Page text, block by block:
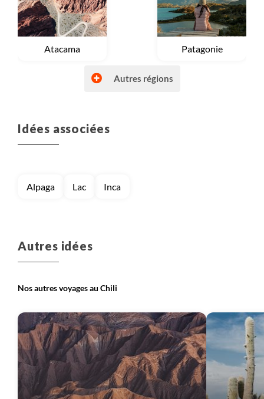
Voyage
Atacama Voyage
Patagonie
Voyage
Terre de Feu chilienne
Autres régions
Idées associées
Alpaga Lac Inca
Autres idées
Nos autres voyages au Chili